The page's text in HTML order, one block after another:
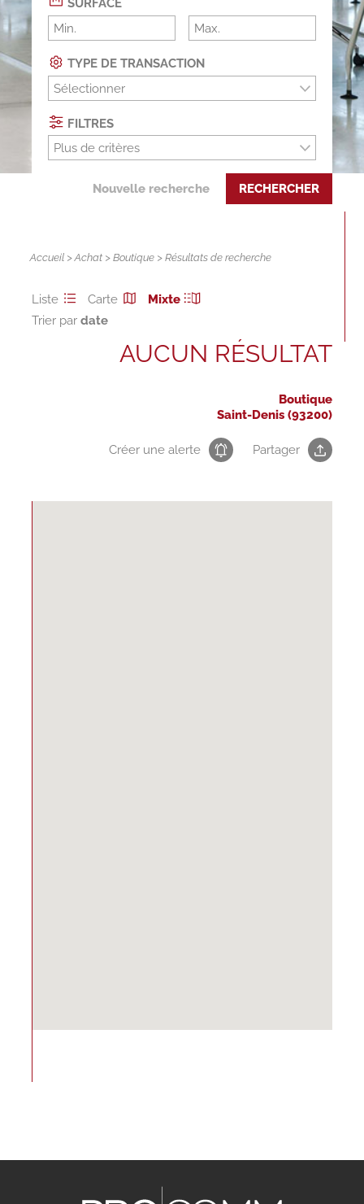
SURFACE
TYPE DE TRANSACTION
Sélectionner
FILTRES
Plus de critères
Nouvelle recherche RECHERCHER
Accueil >Achat >Boutique > Résultats de recherche
Liste Carte
Mixte
Trier par
AUCUN RÉSULTAT
Boutique
Saint-Denis (93200)
Créer une alerte Partager